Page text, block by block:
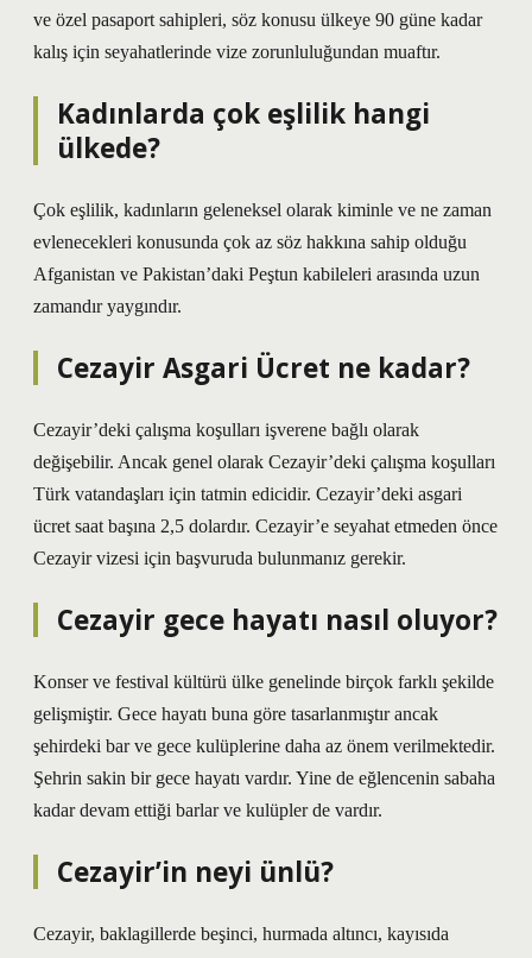
ve özel pasaport sahipleri, söz konusu ülkeye 90 güne kadar
kalış için seyahatlerinde vize zorunluluğundan muaftır.
Kadınlarda çok eşlilik hangi
ülkede?
Çok eşlilik, kadınların geleneksel olarak kiminle ve ne zaman
evlenecekleri konusunda çok az söz hakkına sahip olduğu
Afganistan ve Pakistan’daki Peştun kabileleri arasında uzun
zamandır yaygındır.
Cezayir Asgari Ücret ne kadar?
Cezayir’deki çalışma koşulları işverene bağlı olarak
değişebilir. Ancak genel olarak Cezayir’deki çalışma koşulları
Türk vatandaşları için tatmin edicidir. Cezayir’deki asgari
ücret saat başına 2,5 dolardır. Cezayir’e seyahat etmeden önce
Cezayir vizesi için başvuruda bulunmanız gerekir.
Cezayir gece hayatı nasıl oluyor?
Konser ve festival kültürü ülke genelinde birçok farklı şekilde
gelişmiştir. Gece hayatı buna göre tasarlanmıştır ancak
şehirdeki bar ve gece kulüplerine daha az önem verilmektedir.
Şehrin sakin bir gece hayatı vardır. Yine de eğlencenin sabaha
kadar devam ettiği barlar ve kulüpler de vardır.
Cezayir’in neyi ünlü?
Cezayir, baklagillerde beşinci, hurmada altıncı, kayısıda